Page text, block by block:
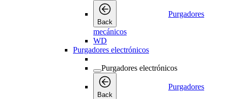
Back
Purgadores
mecánicos
WD
Purgadores electrónicos
Purgadores electrónicos
Back
Purgadores